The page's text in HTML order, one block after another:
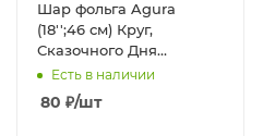
Шар фольга Agura
(18'';46 см) Круг,
Сказочного Дня
Рождения (разн.
конфетти и возд. шар.),1
шт. 4839
Есть в наличии
80 ₽/шт